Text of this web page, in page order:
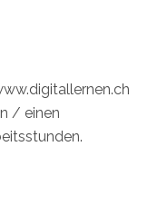
/ einen